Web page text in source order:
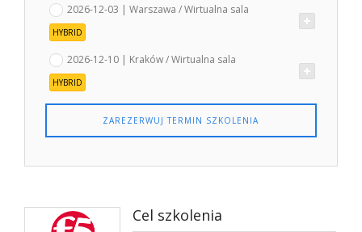
2026-12-03 | Warszawa / Wirtualna sala
HYBRID
2026-12-10 | Kraków / Wirtualna sala
HYBRID
ZAREZERWUJ TERMIN SZKOLENIA
Cel szkolenia